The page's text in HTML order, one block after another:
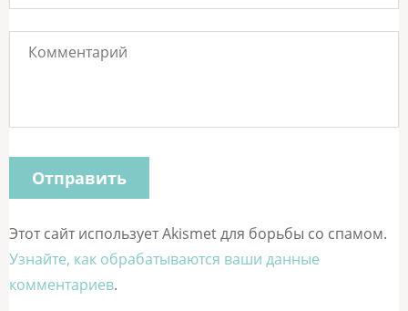
Этот сайт использует Akismet для борьбы со спамом.
Узнайте, как обрабатываются ваши данные
комментариев.